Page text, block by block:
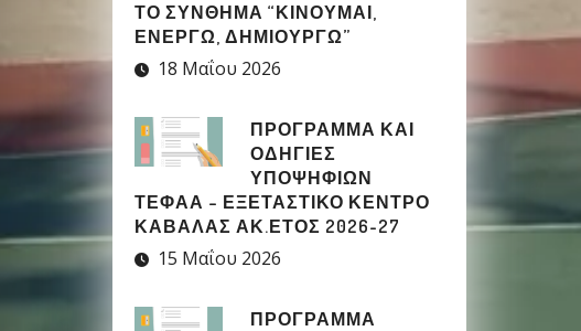
ΤΟ ΣΎΝΘΗΜΑ “ΚΙΝΟΎΜΑΙ,
ΕΝΕΡΓΏ, ΔΗΜΙΟΥΡΓΏ”
18 Μαΐου 2026
ΠΡΟΓΡΑΜΜΑ ΚΑΙ
ΟΔΗΓΙΕΣ
ΥΠΟΨΗΦΙΩΝ
ΤΕΦΑΑ – ΕΞΕΤΑΣΤΙΚΟ ΚΕΝΤΡΟ
ΚΑΒΑΛΑΣ ΑΚ.ΕΤΟΣ 2026-27
15 Μαΐου 2026
ΠΡΟΓΡΑΜΜΑ